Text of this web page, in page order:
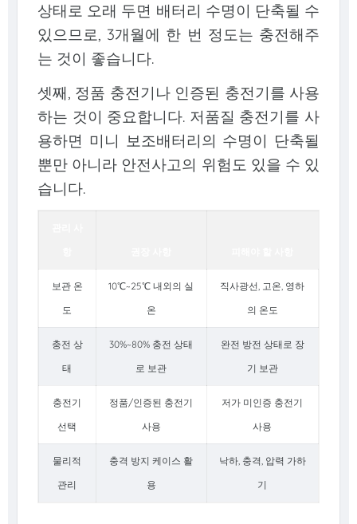
상태로 오래 두면 배터리 수명이 단축될 수
있으므로, 3개월에 한 번 정도는 충전해주
는 것이 좋습니다.
셋째, 정품 충전기나 인증된 충전기를 사용
하는 것이 중요합니다. 저품질 충전기를 사
용하면 미니 보조배터리의 수명이 단축될
뿐만 아니라 안전사고의 위험도 있을 수 있
습니다.
보관 온
도
10℃~25℃ 내외의 실
온
직사광선, 고온, 영하
의 온도
충전 상
태
30%~80% 충전 상태
로 보관
완전 방전 상태로 장
기 보관
충전기
선택
정품/인증된 충전기
사용
저가 미인증 충전기
사용
물리적
관리
충격 방지 케이스 활
용
낙하, 충격, 압력 가하
기